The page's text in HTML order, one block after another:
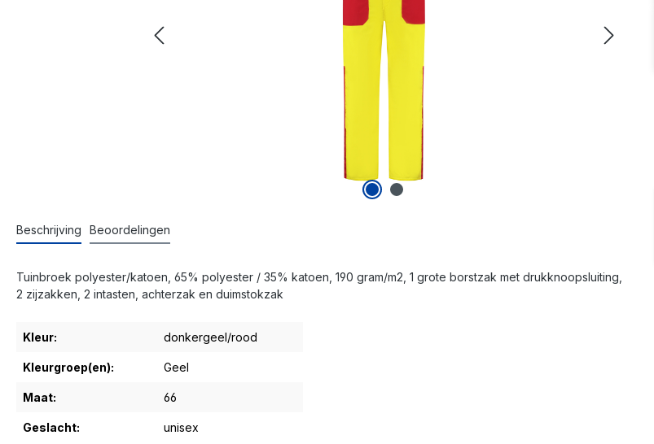
Beschrijving Beoordelingen
Tuinbroek polyester/katoen, 65% polyester / 35% katoen, 190 gram/m2, 1 grote borstzak met drukknoopsluiting,
2 zijzakken, 2 intasten, achterzak en duimstokzak
Kleur: donkergeel/rood
Kleurgroep(en): Geel
Maat: 66
Geslacht: unisex